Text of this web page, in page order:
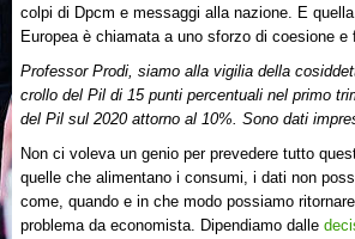
colpi di Dpcm e messaggi alla nazione. E
Europea è chiamata a uno sforzo di coesione
Professor Prodi, siamo alla vigilia della
crollo del Pil di 15 punti percentuali nel primo
del Pil sul 2020 attorno al 10%. Sono dati
Non ci voleva un genio per prevedere tutto
quelle che alimentano i consumi, i dati non
come, quando e in che modo possiamo
problema da economista. Dipendiamo dalle